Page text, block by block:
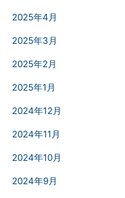
2025年4月
2025年3月
2025年2月
2025年1月
2024年12月
2024年11月
2024年10月
2024年9月